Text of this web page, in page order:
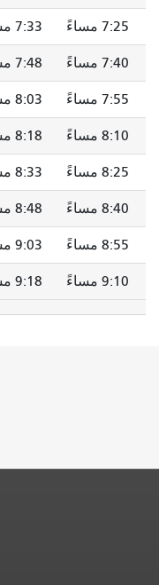
7:25 مساءً 7:33 مساءً
7:40 مساءً 7:48 مساءً
7:55 مساءً 8:03 مساءً
8:10 مساءً 8:18 مساءً
8:25 مساءً 8:33 مساءً
8:40 مساءً 8:48 مساءً
8:55 مساءً 9:03 مساءً
9:10 مساءً 9:18 مساءً